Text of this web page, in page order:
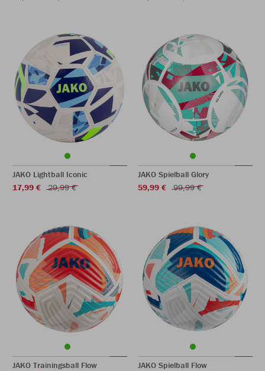
JAKO Lightball Iconic
17,99 €
29,99 €
JAKO Spielball Glory
59,99 €
99,99 €
JAKO Trainingsball Flow
JAKO Spielball Flow